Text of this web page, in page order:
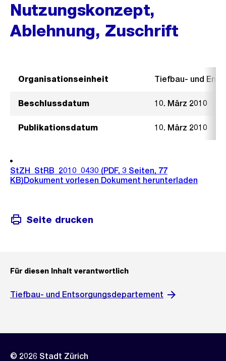
Nutzungskonzept,
Ablehnung, Zuschrift
Organisationseinheit Tiefbau- und
Beschlussdatum 10. März 2010
Publikationsdatum 10. März 2010
StZH_StRB_2010_0430 (PDF, 3 Seiten, 77
KB)Dokument vorlesen Dokument herunterladen
Seite drucken
Für diesen Inhalt verantwortlich
Tiefbau- und Entsorgungsdepartement
© 2026 Stadt Zürich